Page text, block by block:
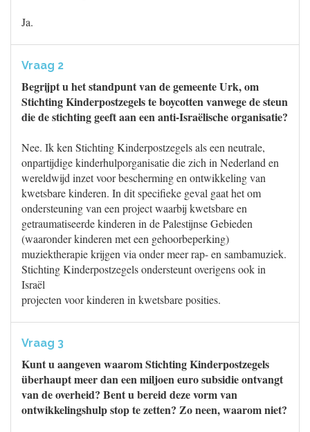
Ja.
Vraag 2
Begrijpt u het standpunt van de gemeente Urk, om
Stichting Kinderpostzegels te boycotten vanwege de steun
die de stichting geeft aan een anti-Israëlische organisatie?
Nee. Ik ken Stichting Kinderpostzegels als een neutrale,
onpartijdige kinderhulporganisatie die zich in Nederland en
wereldwijd inzet voor bescherming en ontwikkeling van
kwetsbare kinderen. In dit specifieke geval gaat het om
ondersteuning van een project waarbij kwetsbare en
getraumatiseerde kinderen in de Palestijnse Gebieden
(waaronder kinderen met een gehoorbeperking)
muziektherapie krijgen via onder meer rap- en sambamuziek.
Stichting Kinderpostzegels ondersteunt overigens ook in
Israël
projecten voor kinderen in kwetsbare posities.
Vraag 3
Kunt u aangeven waarom Stichting Kinderpostzegels
überhaupt meer dan een miljoen euro subsidie ontvangt
van de overheid? Bent u bereid deze vorm van
ontwikkelingshulp stop te zetten? Zo neen, waarom niet?